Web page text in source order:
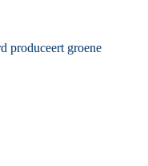
produceert groene